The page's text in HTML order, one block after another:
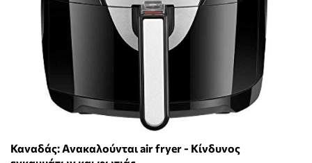
Καναδάς: Ανακαλούνται air fryer - Κίνδυνος